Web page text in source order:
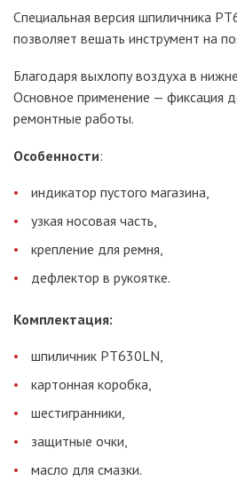
Специальная версия шпиличника
позволяет вешать инструмент на
Благодаря выхлопу воздуха в
Основное применение — фиксация
ремонтные работы.
Особенности:
индикатор пустого магазина,
узкая носовая часть,
крепление для ремня,
дефлектор в рукоятке.
Комплектация:
шпиличник PT630LN,
картонная коробка,
шестигранники,
защитные очки,
масло для смазки.